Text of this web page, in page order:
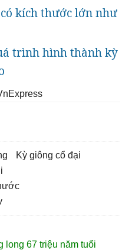
kích thước lớn như
trình hình thành kỳ
kỳ giông cổ đại
long 67 triệu năm tuổi